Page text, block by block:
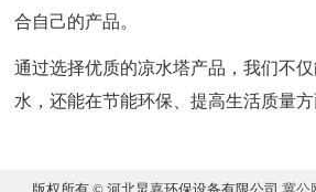
合自己的产品。
通过选择优质的凉水塔产品，我们不
水，还能在节能环保、提高生活质量方